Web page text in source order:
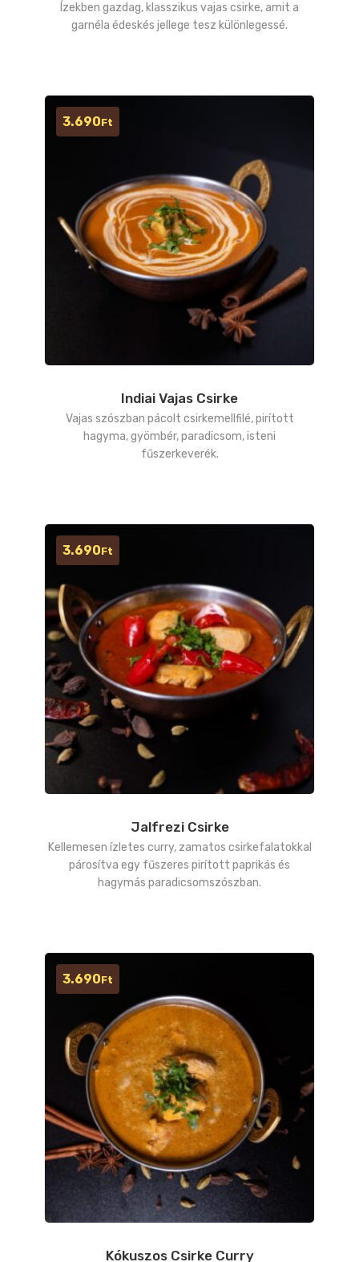
Ízekben gazdag, klasszikus vajas csirke, amit a
garnéla édeskés jellege tesz különlegessé.
Indiai Vajas Csirke
Vajas szószban pácolt csirkemellfilé, pirított
hagyma, gyömbér, paradicsom, isteni
fűszerkeverék.
3.690Ft
Jalfrezi Csirke
Kellemesen ízletes curry, zamatos csirkefalatokkal
párosítva egy fűszeres pirított paprikás és
hagymás paradicsomszószban.
3.690Ft
Kókuszos Csirke Curry
3.690Ft